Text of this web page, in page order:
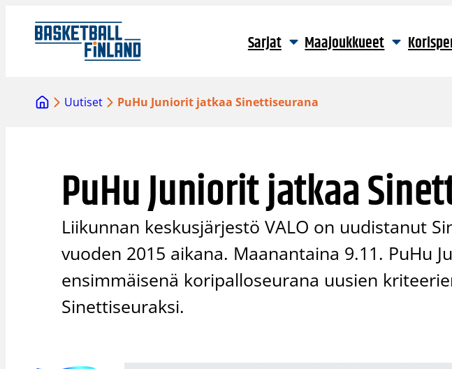
sisältöön
Sarjat Maajoukkueet
Uutiset PuHu Juniorit jatkaa Sinettiseurana
PuHu Juniorit jatkaa
Liikunnan keskusjärjestö VALO on uudistanut
vuoden 2015 aikana. Maanantaina 9.11. PuHu
ensimmäisenä koripalloseurana uusien
Sinettiseuraksi.